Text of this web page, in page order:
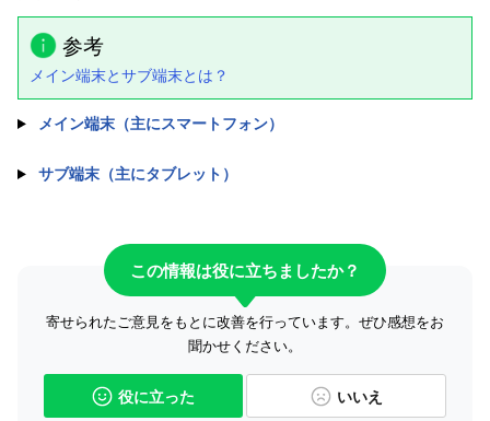
参考
メイン端末とサブ端末とは？
メイン端末（主にスマートフォン）
サブ端末（主にタブレット）
この情報は役に立ちましたか？
寄せられたご意見をもとに改善を行っています。ぜひ感想をお
聞かせください。
役に立った いいえ